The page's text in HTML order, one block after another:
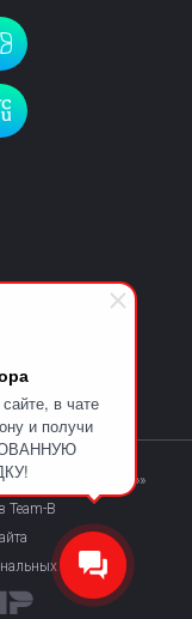
в чате
и получи
«КУРОРТМАКС»»
Team-B
данных